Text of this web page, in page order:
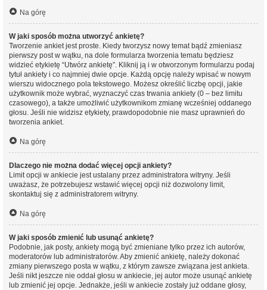
Na górę
W jaki sposób można utworzyć ankietę?
Tworzenie ankiet jest proste. Kiedy tworzysz nowy temat bądź zmieniasz
pierwszy post w wątku, na dole formularza tworzenia tematu będziesz
widzieć etykietę “Utwórz ankietę”. Kliknij ją i w otworzonym formularzu podaj
tytuł ankiety i co najmniej dwie opcje. Każdą opcję należy wpisać w nowym
wierszu widocznego pola tekstowego. Możesz określić liczbę opcji, jakie
użytkownik może wybrać, wyznaczyć czas trwania ankiety (0 – bez limitu
czasowego), a także umożliwić użytkownikom zmianę wcześniej oddanego
głosu. Jeśli nie widzisz etykiety, prawdopodobnie nie masz uprawnień do
tworzenia ankiet.
Na górę
Dlaczego nie można dodać więcej opcji ankiety?
Limit opcji w ankiecie jest ustalany przez administratora witryny. Jeśli
uważasz, że potrzebujesz wstawić więcej opcji niż dozwolony limit,
skontaktuj się z administratorem witryny.
Na górę
W jaki sposób zmienić lub usunąć ankietę?
Podobnie, jak posty, ankiety mogą być zmieniane tylko przez ich autorów,
moderatorów lub administratorów. Aby zmienić ankietę, należy dokonać
zmiany pierwszego posta w wątku, z którym zawsze związana jest ankieta.
Jeśli nikt jeszcze nie oddał głosu w ankiecie, jej autor może usunąć ankietę
lub zmienić jej opcje. Jednakże, jeśli w ankiecie zostały już oddane głosy,